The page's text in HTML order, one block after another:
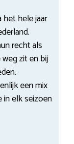
hele jaar
recht als
zit en bij
een mix
in elk seizoen